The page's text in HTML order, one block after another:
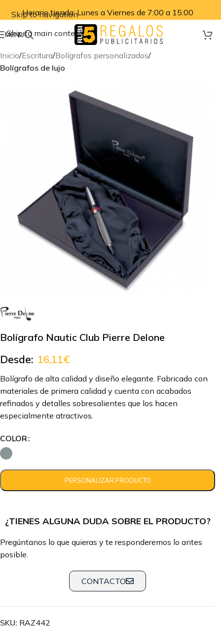
Skip to navigation
Skip to main content
Horario tienda: Lunes a Viernes de 7:00 a 15:00
MENU
Inicio Escritura Bolígrafos personalizados
Bolígrafos de lujo
Bolígrafo Nautic Club Pierre Delone
Desde: 16,11€
Bolígrafo de alta calidad y diseño elegante. Fabricado con
materiales de primera calidad y cuenta con acabados
refinados y detalles sobresalientes que los hacen
especialmente atractivos.
COLOR
¿TIENES ALGUNA DUDA SOBRE EL PRODUCTO?
Pregúntanos lo que quieras y te responderemos lo antes
posible.
CONTACTO
SKU: RAZ442